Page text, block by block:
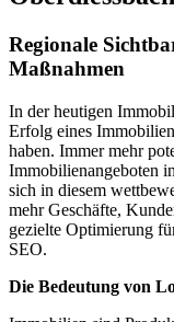
Regionale
Maßnahmen
In der heutigen
Erfolg eines
haben. Immer mehr
Immobilienangeboten
sich in diesem
mehr Geschäfte,
gezielte Optimierung
SEO.
Die Bedeutung von